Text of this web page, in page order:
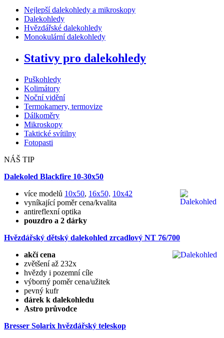
Nejlepší dalekohledy a mikroskopy
Dalekohledy
Hvězdářské dalekohledy
Monokulární dalekohledy
Stativy pro dalekohledy
Puškohledy
Kolimátory
Noční vidění
Termokamery, termovize
Dálkoměry
Mikroskopy
Taktické svítilny
Fotopasti
NÁŠ TIP
Dalekoled Blackfire 10-30x50
více modelů 10x50, 16x50, 10x42
vyníkající poměr cena/kvalita
antireflexní optika
pouzdro a 2 dárky
Hvězdářský dětský dalekohled zrcadlový NT 76/700
akčí cena
zvětšení až 232x
hvězdy i pozemní cíle
výborný poměr cena/užitek
pevný kufr
dárek k dalekohledu
Astro průvodce
Bresser Solarix hvězdářský teleskop